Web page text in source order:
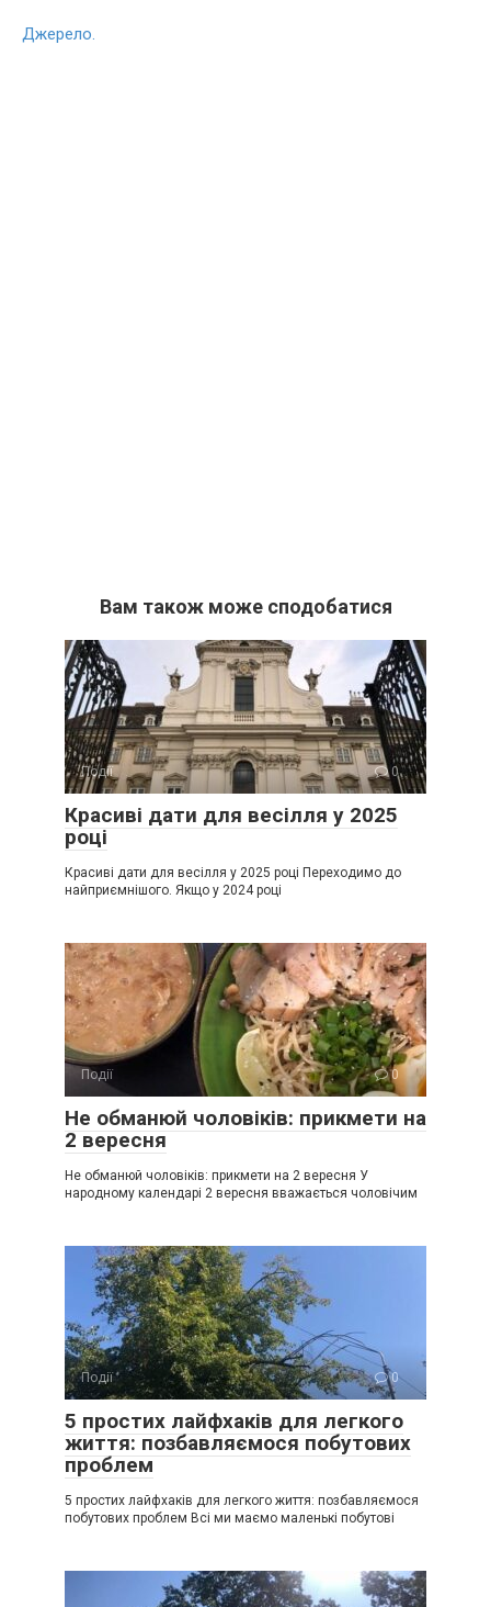
Джерело.
Вам також може сподобатися
Події 0
Красиві дати для весілля у 2025
році
Красиві дати для весілля у 2025 році Переходимо до
найприємнішого. Якщо у 2024 році
Події 0
Не обманюй чоловіків: прикмети на
2 вересня
Не обманюй чоловіків: прикмети на 2 вересня У
народному календарі 2 вересня вважається чоловічим
Події 0
5 простих лайфхаків для легкого
життя: позбавляємося побутових
проблем
5 простих лайфхаків для легкого життя: позбавляємося
побутових проблем Всі ми маємо маленькі побутові